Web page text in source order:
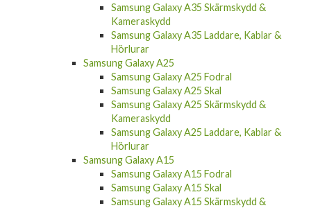
Samsung Galaxy A35 Skärmskydd &
Kameraskydd
Samsung Galaxy A35 Laddare, Kablar &
Hörlurar
Samsung Galaxy A25
Samsung Galaxy A25 Fodral
Samsung Galaxy A25 Skal
Samsung Galaxy A25 Skärmskydd &
Kameraskydd
Samsung Galaxy A25 Laddare, Kablar &
Hörlurar
Samsung Galaxy A15
Samsung Galaxy A15 Fodral
Samsung Galaxy A15 Skal
Samsung Galaxy A15 Skärmskydd &